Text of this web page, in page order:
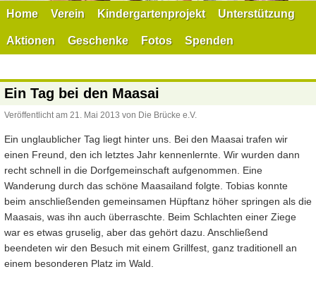
Home Verein Kindergartenprojekt Unterstützung
Aktionen Geschenke Fotos Spenden
Ein Tag bei den Maasai
Veröffentlicht am 21. Mai 2013 von Die Brücke e.V.
Ein unglaublicher Tag liegt hinter uns. Bei den Maasai trafen wir
einen Freund, den ich letztes Jahr kennenlernte. Wir wurden dann
recht schnell in die Dorfgemeinschaft aufgenommen. Eine
Wanderung durch das schöne Maasailand folgte. Tobias konnte
beim anschließenden gemeinsamen Hüpftanz höher springen als die
Maasais, was ihn auch überraschte. Beim Schlachten einer Ziege
war es etwas gruselig, aber das gehört dazu. Anschließend
beendeten wir den Besuch mit einem Grillfest, ganz traditionell an
einem besonderen Platz im Wald.